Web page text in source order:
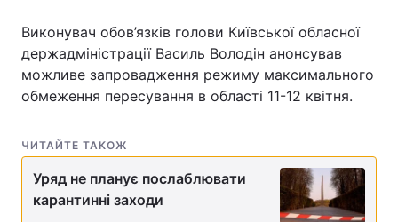
Україна Політика
Спорт Наука
Техно і зв'язок
Зброя Інциденти
Виконувач обов’язків голови Київської обласної
держадміністрації Василь Володін анонсував
можливе запровадження режиму максимального
обмеження пересування в області 11-12 квітня.
ЧИТАЙТЕ ТАКОЖ
Уряд не планує послаблювати
карантинні заходи